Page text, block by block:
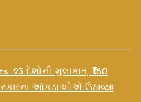
23 દેશોની મુલાકાત, ₹180
આંકડાઓએ ઉઠાવ્યા